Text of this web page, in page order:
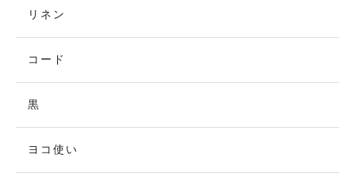
リネン
コード
黒
ヨコ使い